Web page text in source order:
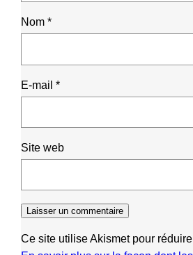
Nom*
E-mail*
Site web
Ce site utilise Akismet pour